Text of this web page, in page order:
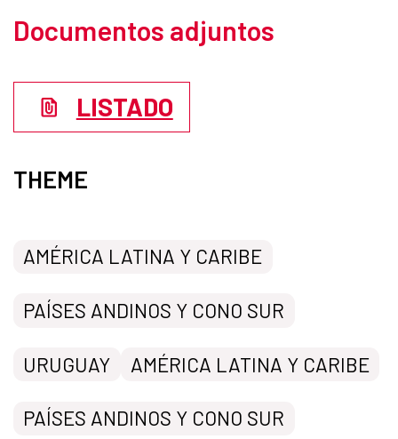
Documentos adjuntos
LISTADO
THEME
AMÉRICA LATINA Y CARIBE
PAÍSES ANDINOS Y CONO SUR
URUGUAY AMÉRICA LATINA Y CARIBE
PAÍSES ANDINOS Y CONO SUR